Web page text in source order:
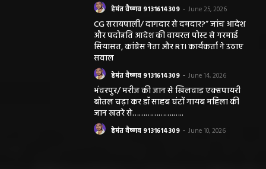
हेमंत वैष्णव 9131614309 - June 25, 2026
CG सरायपाली/ दागदार से दमदार?” जांच आदेश
और पदोन्नति आदेश की वायरल पोस्ट से गरमाई
सियासत, कांग्रेस नेता और RTI कार्यकर्ता ने उठाए
सवाल
हेमंत वैष्णव 9131614309 - June 14, 2026
भंवरपुर/ मरीज की जान से खिलवाड़ एक्सपायरी
बोतल चढ़ा कर डॉ साहब घंटों गायब महिला की
जान खतरे से……………….…..
हेमंत वैष्णव 9131614309 - June 10, 2026